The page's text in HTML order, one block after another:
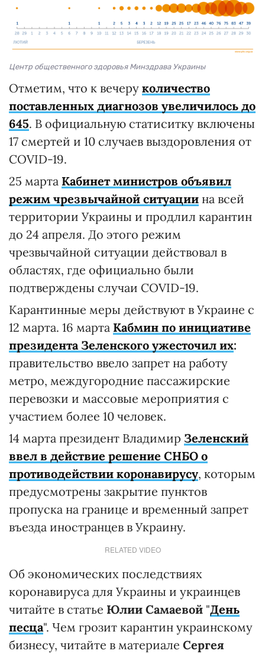
Центр общественного здоровья Минздрава Украины
Отметим, что к вечеру количество
поставленных диагнозов увеличилось до
645. В официальную статиситку включены
17 смертей и 10 случаев выздоровления от
COVID-19.
25 марта Кабинет министров объявил
режим чрезвычайной ситуации на всей
территории Украины и продлил карантин
до 24 апреля. До этого режим
чрезвычайной ситуации действовал в
областях, где официально были
подтверждены случаи COVID-19.
Карантинные меры действуют в Украине с
12 марта. 16 марта Кабмин по инициативе
президента Зеленского ужесточил их:
правительство ввело запрет на работу
метро, междугородние пассажирские
перевозки и массовые мероприятия с
участием более 10 человек.
14 марта президент Владимир Зеленский
ввел в действие решение СНБО о
противодействии коронавирусу, которым
предусмотрены закрытие пунктов
пропуска на границе и временный запрет
въезда иностранцев в Украину.
RELATED VIDEO
Об экономических последствиях
коронавируса для Украины и украинцев
читайте в статье Юлии Самаевой "День
песца". Чем грозит карантин украинскому
бизнесу, читайте в материале Сергея